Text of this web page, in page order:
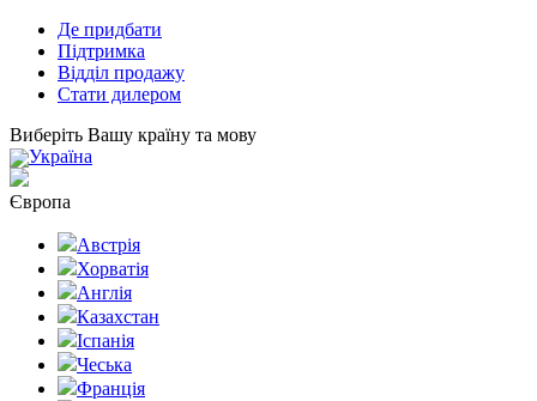
Де придбати
Підтримка
Відділ продажу
Стати дилером
Виберіть Вашу країну та мову
Україна
Європа
Австрія
Хорватія
Англія
Казахстан
Іспанія
Чеська
Франція